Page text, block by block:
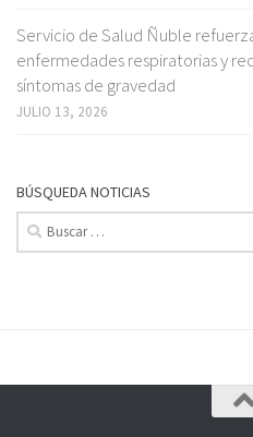
Servicio de Salud Ñuble
enfermedades respiratorias y
síntomas de gravedad
JULIO 13, 2026
BÚSQUEDA NOTICIAS
Buscar: